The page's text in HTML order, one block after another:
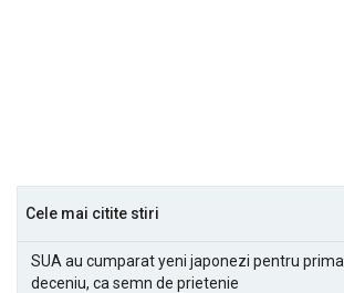
Cele mai citite stiri
SUA au cumparat yeni japonezi pentru
deceniu, ca semn de prietenie